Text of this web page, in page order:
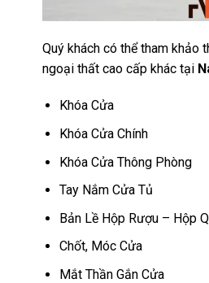
Quý khách có thể tham khảo
ngoại thất cao cấp khác tại
Khóa Cửa
Khóa Cửa Chính
Khóa Cửa Thông Phòng
Tay Nắm Cửa Tủ
Bản Lề Hộp Rượu – Hộp
Chốt, Móc Cửa
Mắt Thần Gắn Cửa